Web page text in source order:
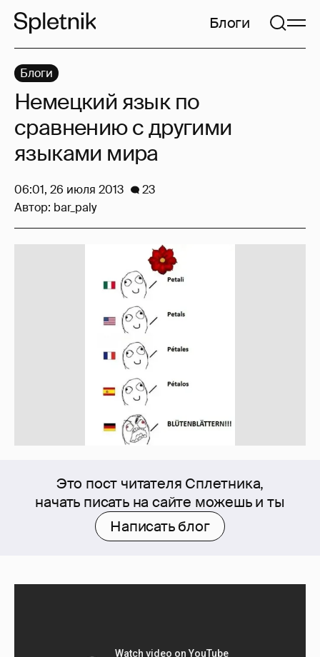
Блоги
Это пост читателя Сплетника,
начать писать на сайте можешь и ты
Написать блог
Блоги
Немецкий язык по
сравнению с другими
языками мира
06:01, 26 июля 2013
23
Автор: bar_paly